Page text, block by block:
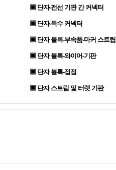
▣ 단자-전선 기판 간 커넥터
▣ 단자-특수 커넥터
▣ 단자 블록-부속품-마커 스트립
▣ 단자 블록-와이어-기판
▣ 단자 블록-접점
▣ 단자 스트립 및 터렛 기판